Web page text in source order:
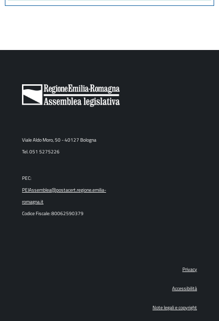
Viale Aldo Moro, 50 - 40127 Bologna
Tel. 051 5275226
PEC:
PEIAssemblea@postacert.regione.emilia-
romagna.it
Codice Fiscale: 80062590379
Privacy
Accessibilità
Note legali e copyright